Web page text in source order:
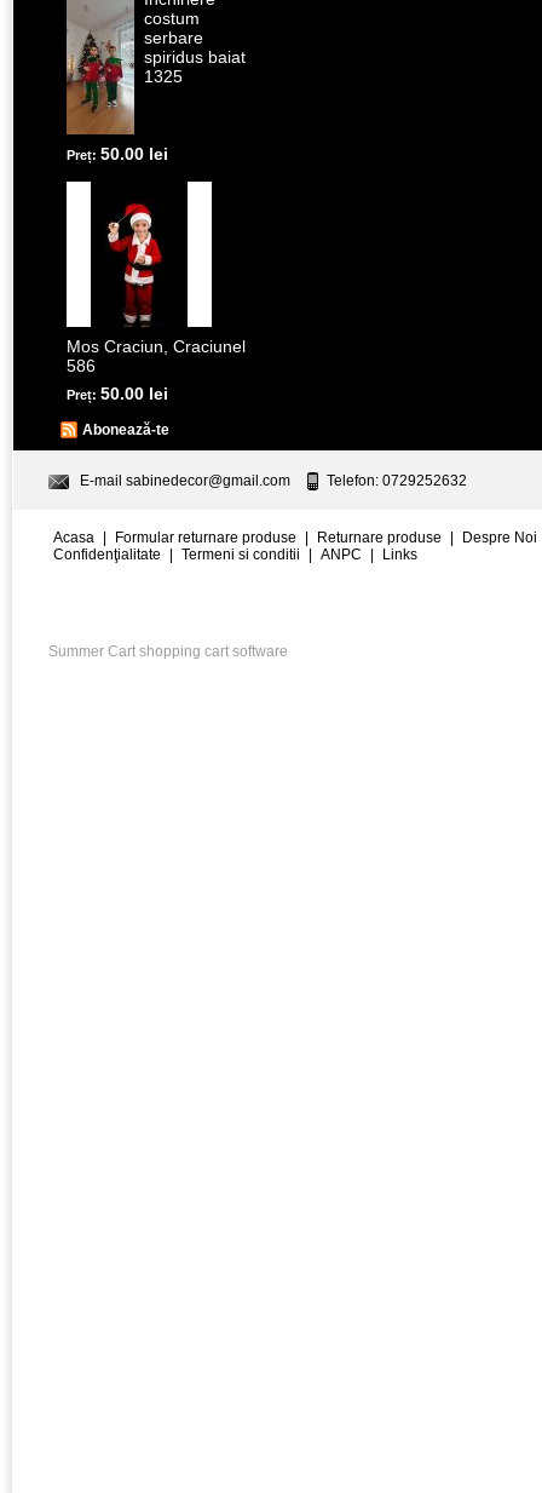
costum
serbare
spiridus baiat
1325
Preț: 50.00 lei
Mos Craciun, Craciunel
586
Preț: 50.00 lei
Abonează-te
E-mail sabinedecor@gmail.com Telefon: 0729252632
Acasa Formular returnare produse Returnare produse
Despre Noi
Confidenţialitate
Termeni si conditii ANPC Links
Summer Cart shopping cart software